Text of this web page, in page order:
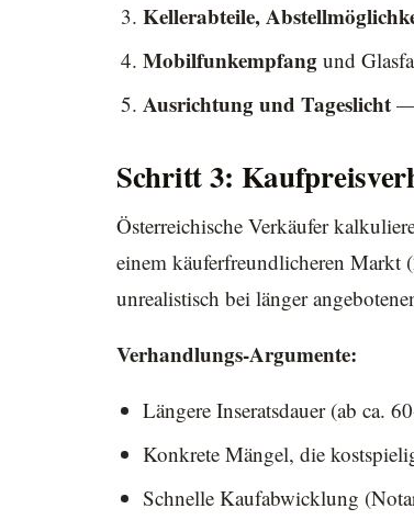
Kellerabteile,
Mobilfunkempfang und
Ausrichtung und Tageslicht —
Schritt 3:
Österreichische Verkäufer
einem käuferfreundlicheren
unrealistisch bei länger
Verhandlungs-Argumente:
Längere Inseratsdauer (ab ca.
Konkrete Mängel, die
Schnelle Kaufabwicklung